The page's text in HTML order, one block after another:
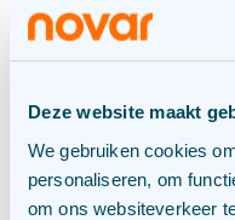
Deze website maakt
We gebruiken cookies
personaliseren, om
om ons websiteverkeer
Zonnepark
Hiermee is een
In de Zonneweide
panelen